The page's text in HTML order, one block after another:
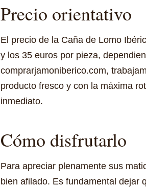
Precio orientativo
El precio de la Caña de Lomo
y los 35 euros por pieza,
comprarjamoniberico.com,
producto fresco y con la máxima
inmediato.
Cómo disfrutarlo
Para apreciar plenamente sus
bien afilado. Es fundamental dejar